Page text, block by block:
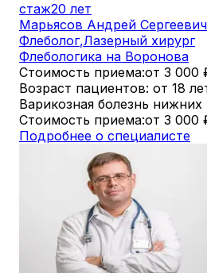
стаж20 лет
Марьясов Андрей Сергеевич
Флеболог,Лазерный хирург
Флебологика на Воронова
Стоимость приема:от 3 000
Возраст пациентов: от 18
Варикозная болезнь нижних
Стоимость приема:от 3 000
Подробнее о специалисте